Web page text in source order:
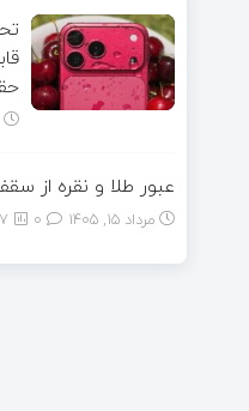
عبور طلا و نقره از
مرداد ۱۵, ۱۴۰۵